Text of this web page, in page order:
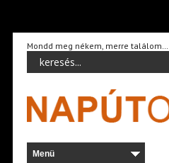
Mondd meg nékem, merre találom…